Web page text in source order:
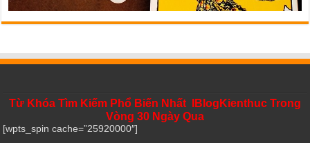
Từ Khóa Tìm Kiếm Phổ Biến Nhất IBlogKienthuc Trong
Vòng 30 Ngày Qua
[wpts_spin cache=”25920000″]